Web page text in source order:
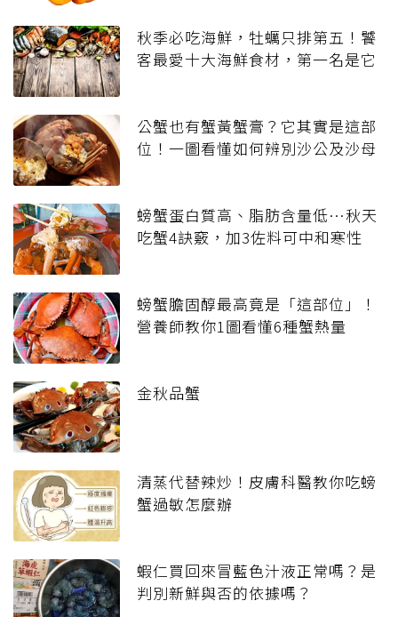
秋季必吃海鮮，牡蠣只排第五！饕
客最愛十大海鮮食材，第一名是它
公蟹也有蟹黃蟹膏？它其實是這部
位！一圖看懂如何辨別沙公及沙母
螃蟹蛋白質高、脂肪含量低…秋天
吃蟹4訣竅，加3佐料可中和寒性
螃蟹膽固醇最高竟是「這部位」！
營養師教你1圖看懂6種蟹熱量
金秋品蟹
清蒸代替辣炒！皮膚科醫教你吃螃
蟹過敏怎麼辦
蝦仁買回來冒藍色汁液正常嗎？是
判別新鮮與否的依據嗎？